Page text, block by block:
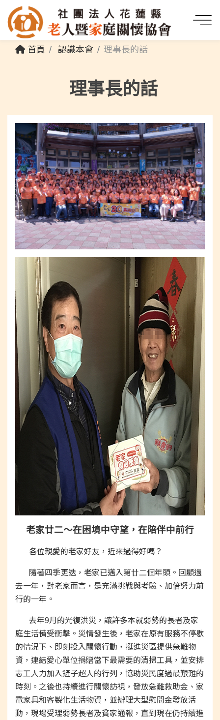
首頁 認識本會 理事長的話
理事長的話
老家廿二～在困境中守望，在陪伴中前行
各位親愛的老家好友，近來過得好嗎？
隨著四季更迭，老家已邁入第廿二個年頭。回顧過
去一年，對老家而言，是充滿挑戰與考驗、加倍努力前
行的一年。
去年9月的光復洪災，讓許多本就弱勢的長者及家
庭生活備受衝擊。災情發生後，老家在原有服務不停歇
的情況下、即刻投入關懷行動，挺進災區提供急難物
資，連結愛心單位捐贈當下最需要的清掃工具，並安排
志工人力加入鏟子超人的行列，協助災民度過最艱難的
時刻。之後也持續進行關懷訪視，發放急難救助金、家
電家具和客製化生活物資，並辦理大型慰問金發放活
動，現場受理弱勢長者及貧家通報，直到現在仍持續進